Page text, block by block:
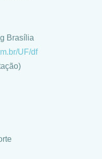
Brasília
UF/df